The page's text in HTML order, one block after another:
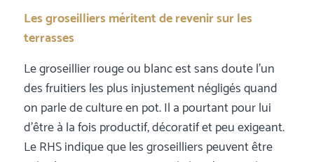
Les groseilliers méritent de revenir sur les
terrasses
Le groseillier rouge ou blanc est sans doute l’un
des fruitiers les plus injustement négligés quand
on parle de culture en pot. Il a pourtant pour lui
d’être à la fois productif, décoratif et peu exigeant.
Le RHS indique que les groseilliers peuvent être